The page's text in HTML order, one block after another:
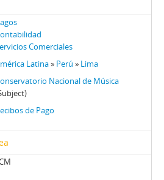
Comerciales
Latina» Perú » Lima
Nacional de Música
de Pago